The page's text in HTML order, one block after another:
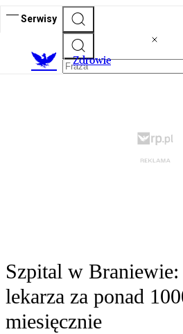
Serwisy
Zdrowie
Szpital w Braniewie:
lekarza za ponad
miesięcznie